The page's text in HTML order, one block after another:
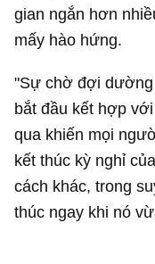
gian ngắn hơn
mấy hào hứng.
"Sự chờ đợi dường
bắt đầu kết hợp
qua khiến mọi
kết thúc kỳ nghỉ
cách khác, trong
thúc ngay khi nó